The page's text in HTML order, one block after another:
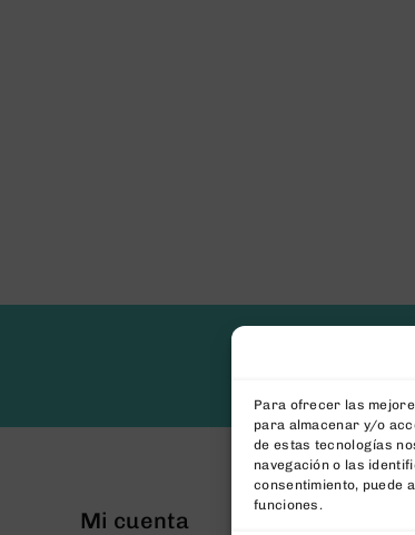
Para ofrecer las
para almacenar y/o
de estas tecnologías
navegación o las
consentimiento, puede
funciones.
Mi cuenta